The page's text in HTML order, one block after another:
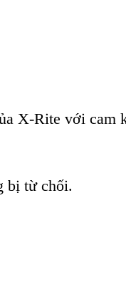
X-Rite với cam
bị từ chối.